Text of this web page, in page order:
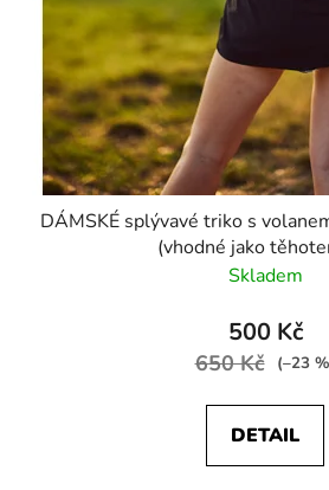
DÁMSKÉ splývavé triko s
(vhodné jako
Skladem
500 Kč
650 Kč (–23
DETAIL